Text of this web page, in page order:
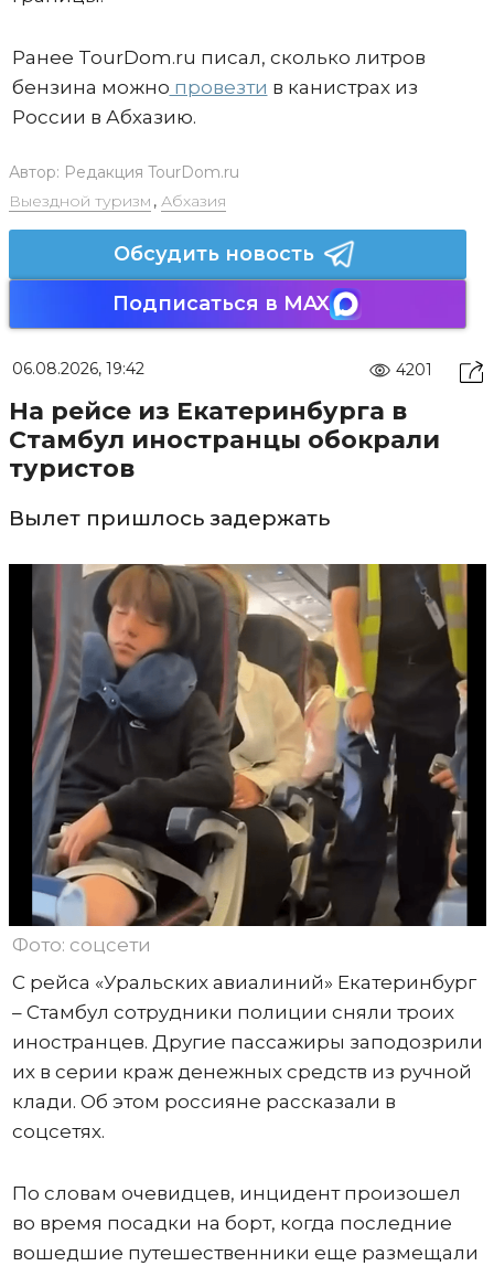
Ранее TourDom.ru писал, сколько литров
бензина можно провезти в канистрах из
России в Абхазию.
Автор: Редакция TourDom.ru
Выездной туризм , Абхазия
Обсудить новость
Подписаться в MAX
06.08.2026, 19:42 4201
На рейсе из Екатеринбурга в
Стамбул иностранцы обокрали
туристов
Вылет пришлось задержать
Фото: соцсети
С рейса «Уральских авиалиний» Екатеринбург
– Стамбул сотрудники полиции сняли троих
иностранцев. Другие пассажиры заподозрили
их в серии краж денежных средств из ручной
клади. Об этом россияне рассказали в
соцсетях.
По словам очевидцев, инцидент произошел
во время посадки на борт, когда последние
вошедшие путешественники еще размещали